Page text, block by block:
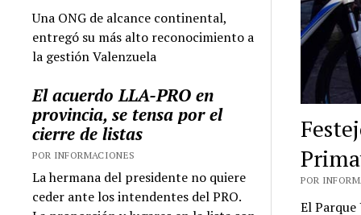
Una ONG de alcance continental,
entregó su más alto reconocimiento a
la gestión Valenzuela
El acuerdo LLA-PRO en
provincia, se tensa por el
cierre de listas
POR INFORMACIONES
La hermana del presidente no quiere
ceder ante los intendentes del PRO.
POR
El